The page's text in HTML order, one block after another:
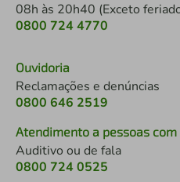
08h às 20h40 (Exceto
0800 724 4770
Ouvidoria
Reclamações e denúncias
0800 646 2519
Atendimento a pessoas
Auditivo ou de fala
0800 724 0525